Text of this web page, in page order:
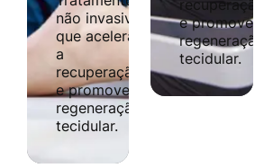
não invasivo
que acelera
a
recuperação
e promove
regeneração
tecidular.
recuperação
e promove
regeneração
tecidular.